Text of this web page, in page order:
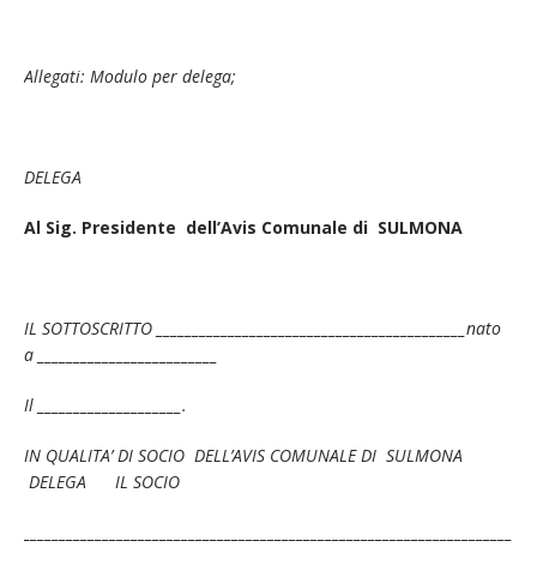
Allegati: Modulo per delega;
DELEGA
Al Sig. Presidente dell’Avis Comunale di SULMONA
IL SOTTOSCRITTO ___________________________________________nato
a _________________________
Il ____________________.
IN QUALITA’ DI SOCIO DELL’AVIS COMUNALE DI SULMONA
DELEGA IL SOCIO